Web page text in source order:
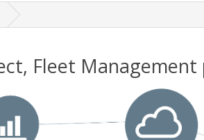
Fleet